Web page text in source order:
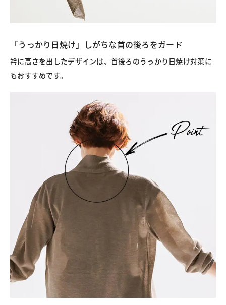
「うっかり日焼け」しがちな首の後ろをガード
衿に高さを出したデザインは、首後ろのうっかり日焼け対策に
もおすすめです。